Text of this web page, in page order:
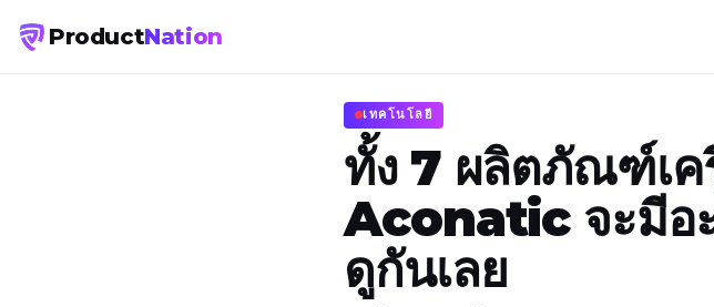
ProductNation
เทคโนโลยี
ทั้ง 7 ผลิตภัณฑ์เค
Aconatic จะมีอ
ดูกันเลย